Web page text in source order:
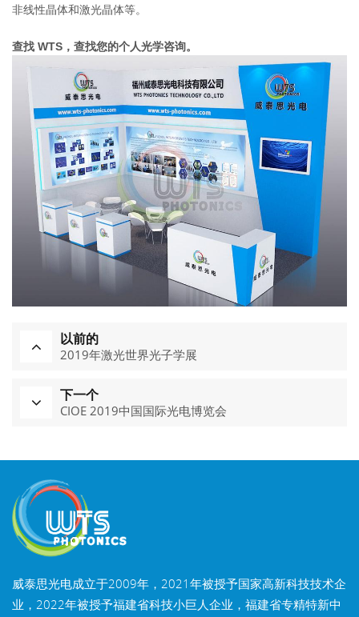
非线性晶体和激光晶体等。
查找 WTS，查找您的个人光学咨询。
以前的
2019年激光世界光子学展
下一个
CIOE 2019中国国际光电博览会
威泰思光电成立于2009年，2021年被授予国家高新科技技术企
业，2022年被授予福建省科技小巨人企业，福建省专精特新中